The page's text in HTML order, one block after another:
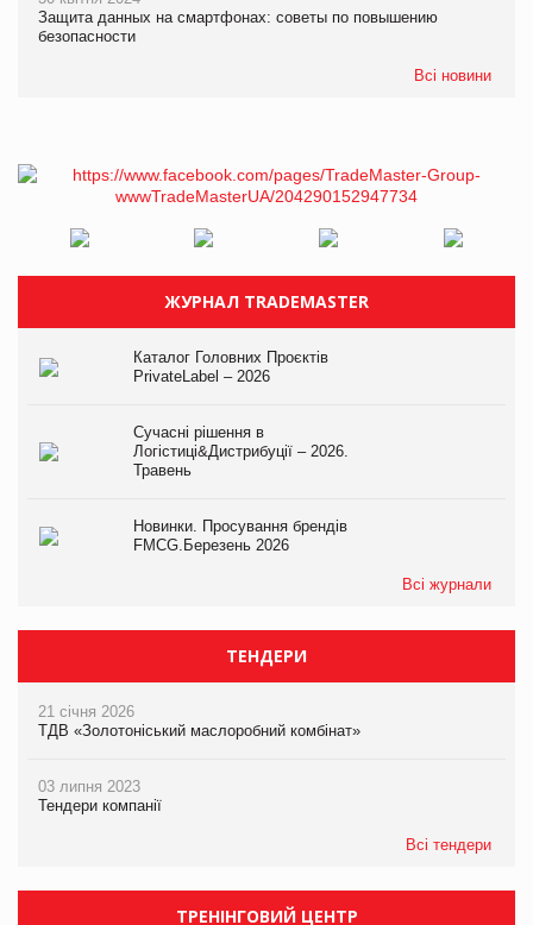
Защита данных на смартфонах: советы по повышению
безопасности
Всі новини
ЖУРНАЛ TRADEMASTER
Каталог Головних Проєктів
PrivateLabel – 2026
Сучасні рішення в
Логістиці&Дистрибуції – 2026.
Травень
Новинки. Просування брендів
FMCG.Березень 2026
Всі журнали
ТЕНДЕРИ
21 січня 2026
ТДВ «Золотоніський маслоробний комбінат»
03 липня 2023
Тендери компанії
Всі тендери
ТРЕНІНГОВИЙ ЦЕНТР